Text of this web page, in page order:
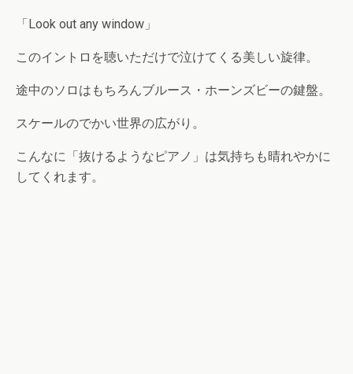
「Look out any window」
このイントロを聴いただけで泣けてくる美しい旋律。
途中のソロはもちろんブルース・ホーンズビーの鍵盤。
スケールのでかい世界の広がり。
こんなに「抜けるようなピアノ」は気持ちも晴れやかに
してくれます。